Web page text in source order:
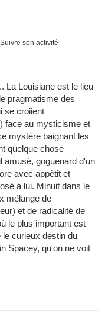
Suivre son activité
La Louisiane est le lieu
pragmatisme des
se croiient
face au mysticisme et
mystère baignant les
quelque chose
amusé, goguenard d'un
avec appêtit et
à lui. Minuit dans le
mélange de
et de radicalité de
le plus important est
curieux destin du
Spacey, qu'on ne voit